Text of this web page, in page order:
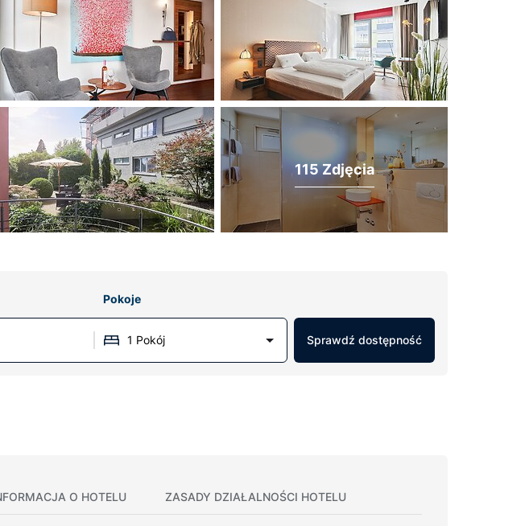
115 Zdjęcia
Pokoje
1 Pokój Sprawdź dostępność
O HOTELU ZASADY DZIAŁALNOŚCI HOTELU